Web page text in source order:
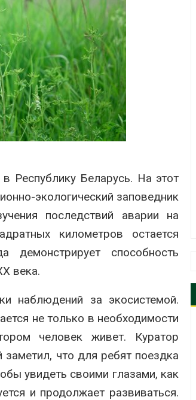
Республику Беларусь. На этот
экологический заповедник
последствий аварии на
километров остается
способность
века.
наблюдений за экосистемой.
не только в необходимости
человек живет. Куратор
что для ребят поездка
увидеть своими глазами, как
и продолжает развиваться.
Южная Корея ускорит
развитие солнечной
энергетики из-за роста
спроса со стороны ИИ
Авг 7, 2026
Приток воды в
водохранилища Волги и
Камы в августе может
превысить норму почти в
полтора раза
Авг 7, 2026
увеличить вложения в
защиту природы на фоне
роста ущерба от пожаров